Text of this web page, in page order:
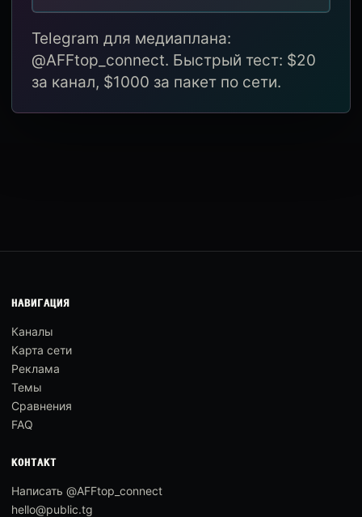
Telegram для медиаплана:
@AFFtop_connect. Быстрый тест: $20
за канал, $1000 за пакет по сети.
НАВИГАЦИЯ
Каналы
Карта сети
Реклама
Темы
Сравнения
FAQ
КОНТАКТ
Написать @AFFtop_connect
hello@public.tg